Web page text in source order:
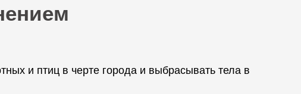
и птиц в черте города и выбрасывать тела в